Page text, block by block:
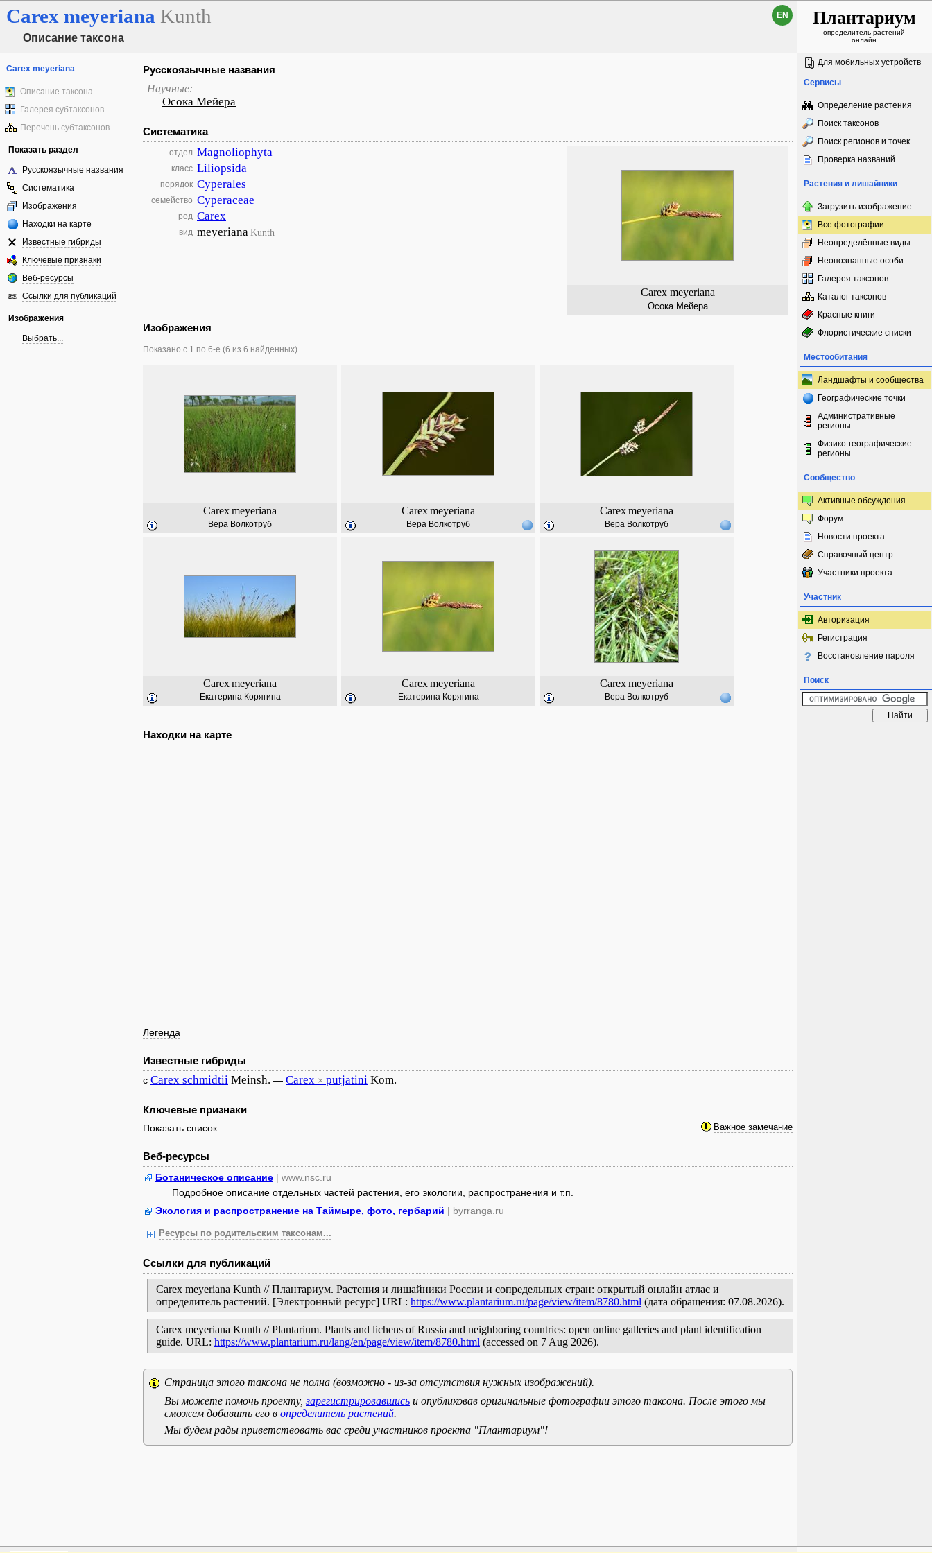
Carex meyeriana Kunth
Описание таксона
EN Плантариум
определитель растений
онлайн
Carex meyeriana
Описание таксона
Галерея субтаксонов
Перечень субтаксонов
Показать раздел
Русскоязычные названия
Систематика
Изображения
Находки на карте
Известные гибриды
Ключевые признаки
Веб-ресурсы
Ссылки для публикаций
Изображения
Выбрать...
Русскоязычные названия
Научные:
Осока Мейера
Систематика
Carex meyeriana
Осока Мейера
отдел Magnoliophyta
класс Liliopsida
порядок Cyperales
семейство Cyperaceae
род Carex
вид meyerianaKunth
Изображения
Показано с 1 по 6-е (6 из 6 найденных)
Carexmeyeriana
Вера Волкотруб
Carexmeyeriana
Вера Волкотруб
Carexmeyeriana
Вера Волкотруб
Carexmeyeriana
Екатерина Корягина
Carexmeyeriana
Екатерина Корягина
Carexmeyeriana
Вера Волкотруб
Находки на карте
Легенда
Известные гибриды
с Carex schmidtii Meinsh. — Carex × putjatini Kom.
Ключевые признаки
Показать список Важное замечание
Веб-ресурсы
Ботаническое описание | www.nsc.ru
Подробное описание отдельных частей растения, его экологии, распространения и т.п.
Экология и распространение на Таймыре, фото, гербарий | byrranga.ru
Ресурсы по родительским таксонам...
Ссылки для публикаций
Carex meyeriana Kunth // Плантариум. Растения и лишайники России и сопредельных стран: открытый онлайн атлас и
определитель растений. [Электронный ресурс] URL: https://www.plantarium.ru/page/view/item/8780.html (дата обращения: 07.08.2026).
Carex meyeriana Kunth // Plantarium. Plants and lichens of Russia and neighboring countries: open online galleries and plant identification
guide. URL: https://www.plantarium.ru/lang/en/page/view/item/8780.html (accessed on 7 Aug 2026).
Страница этого таксона не полна (возможно - из-за отсутствия нужных изображений).
Вы можете помочь проекту, зарегистрировавшись и опубликовав оригинальные фотографии этого таксона. После этого мы
сможем добавить его в определитель растений.
Мы будем рады приветствовать вас среди участников проекта "Плантариум"!
Для мобильных устройств
Сервисы
Определение растения
Поиск таксонов
Поиск регионов и точек
Проверка названий
Растения и лишайники
Загрузить изображение
Все фотографии
Неопределённые виды
Неопознанные особи
Галерея таксонов
Каталог таксонов
Красные книги
Флористические списки
Местообитания
Ландшафты и сообщества
Географические точки
Административные
регионы
Физико-географические
регионы
Сообщество
Активные обсуждения
Форум
Новости проекта
Справочный центр
Участники проекта
Участник
Авторизация
Регистрация
Восстановление пароля
Поиск